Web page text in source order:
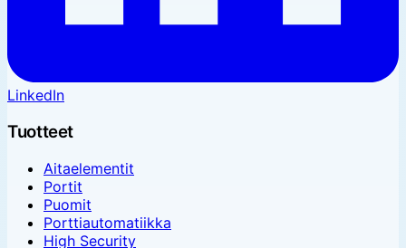
LinkedIn
Tuotteet
Aitaelementit
Portit
Puomit
Porttiautomatiikka
High Security